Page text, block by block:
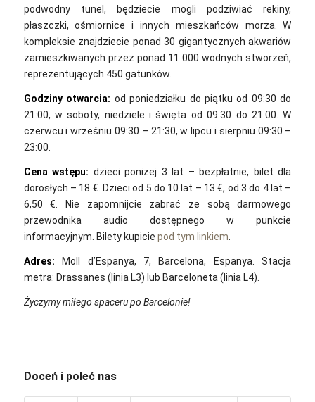
podwodny tunel, będziecie mogli podziwiać rekiny,
płaszczki, ośmiornice i innych mieszkańców morza. W
kompleksie znajdziecie ponad 30 gigantycznych akwariów
zamieszkiwanych przez ponad 11 000 wodnych stworzeń,
reprezentujących 450 gatunków.
Godziny otwarcia: od poniedziałku do piątku od 09:30 do
21:00, w soboty, niedziele i święta od 09:30 do 21:00. W
czerwcu i wrześniu 09:30 – 21:30, w lipcu i sierpniu 09:30 –
23:00.
Cena wstępu: dzieci poniżej 3 lat – bezpłatnie, bilet dla
dorosłych – 18 €. Dzieci od 5 do 10 lat – 13 €, od 3 do 4 lat –
6,50 €. Nie zapomnijcie zabrać ze sobą darmowego
przewodnika audio dostępnego w punkcie
informacyjnym. Bilety kupicie pod tym linkiem
Adres: Moll d’Espanya, 7, Barcelona, ​​Espanya. Stacja
metra: Drassanes (linia L3) lub Barceloneta (linia L4).
Życzymy miłego spaceru po Barcelonie!
Doceń i poleć nas